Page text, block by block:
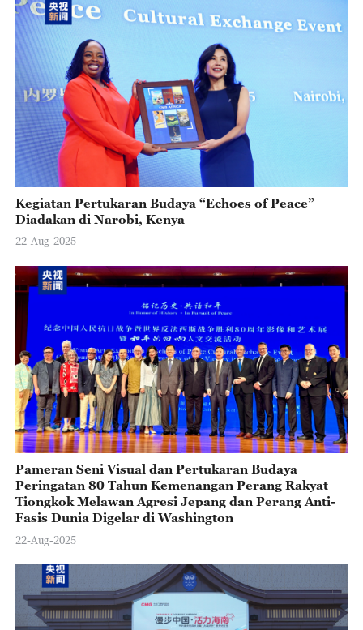
Kegiatan Pertukaran Budaya “Echoes of Peace”
Diadakan di Narobi, Kenya
22-Aug-2025
Pameran Seni Visual dan Pertukaran Budaya
Peringatan 80 Tahun Kemenangan Perang Rakyat
Tiongkok Melawan Agresi Jepang dan Perang Anti-
Fasis Dunia Digelar di Washington
22-Aug-2025